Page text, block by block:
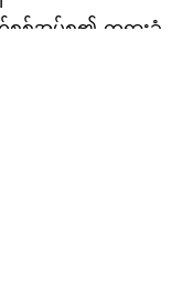
က်စစ်အုပ်စု၏ တရားခံ